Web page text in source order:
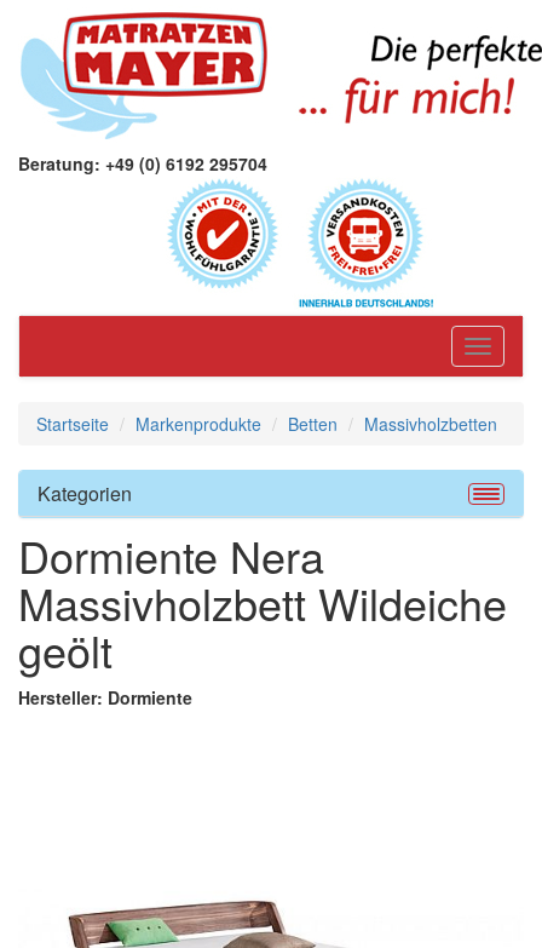
Beratung: +49 (0) 6192 295704
Toggle
Startseite Markenprodukte Betten Massivholzbetten
Kategorien
Dormiente Nera
Massivholzbett Wildeiche
geölt
Hersteller: Dormiente